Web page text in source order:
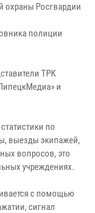
охраны Росгвардии
полиции
ТРК
и
по
выезды экипажей,
вопросов, это
учреждениях.
с помощью
сигнал